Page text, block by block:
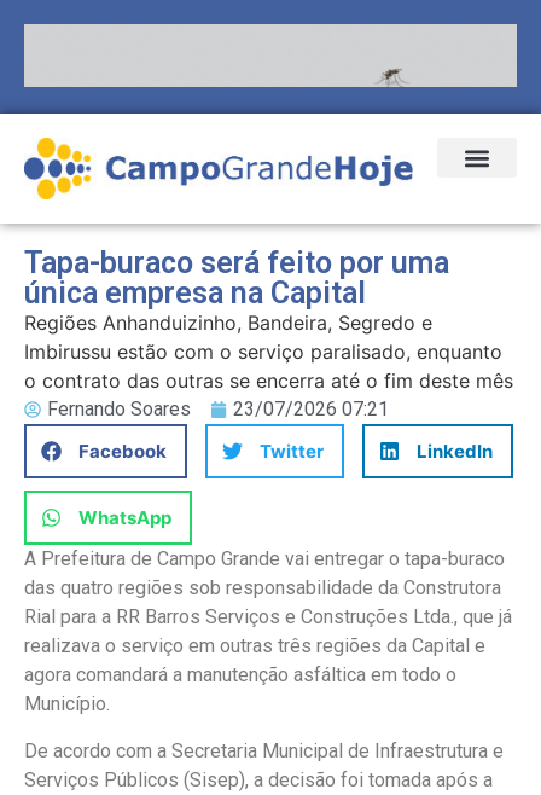
Tapa-buraco será feito por uma
única empresa na Capital
Regiões Anhanduizinho, Bandeira, Segredo e
Imbirussu estão com o serviço paralisado, enquanto
o contrato das outras se encerra até o fim deste mês
Fernando Soares
23/07/2026 07:21
Facebook
Twitter LinkedIn
WhatsApp
A Prefeitura de Campo Grande vai entregar o tapa-buraco
das quatro regiões sob responsabilidade da Construtora
Rial para a RR Barros Serviços e Construções Ltda., que já
realizava o serviço em outras três regiões da Capital e
agora comandará a manutenção asfáltica em todo o
Município.
De acordo com a Secretaria Municipal de Infraestrutura e
Serviços Públicos (Sisep), a decisão foi tomada após a